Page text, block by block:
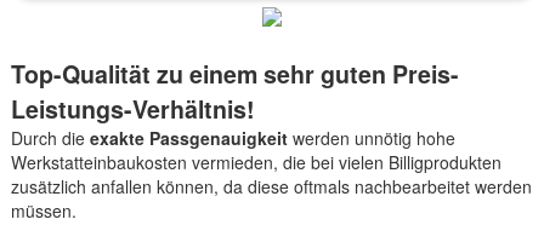
Top-Qualität zu einem sehr guten Preis-
Leistungs-Verhältnis!
Durch dieexakte Passgenauigkeitwerden unnötig hohe
Werkstatteinbaukosten vermieden, die bei vielen Billigprodukten
zusätzlich anfallen können, da diese oftmals nachbearbeitet werden
müssen.